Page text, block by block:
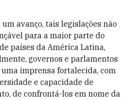
avanço, tais legislações não
para a maior parte do
países da América Latina,
governos e parlamentos
imprensa fortalecida, com
e capacidade de
de confrontá-los em nome da